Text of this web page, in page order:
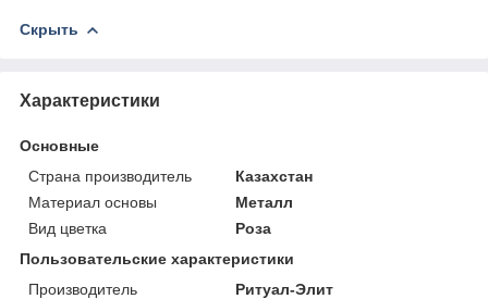
Скрыть
Характеристики
Основные
Страна производитель
Казахстан
Материал основы
Металл
Вид цветка
Роза
Пользовательские характеристики
Производитель
Ритуал-Элит